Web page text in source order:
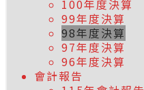
100年度決算
99年度決算
98年度決算
97年度決算
96年度決算
會計報告